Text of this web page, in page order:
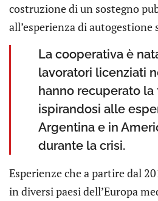
costruzione di un sostegno
all’esperienza di autogestione
La cooperativa è
lavoratori licenziati
hanno recuperato la
ispirandosi alle
Argentina e in
durante la crisi.
Esperienze che a partire dal
in diversi paesi dell’Europa